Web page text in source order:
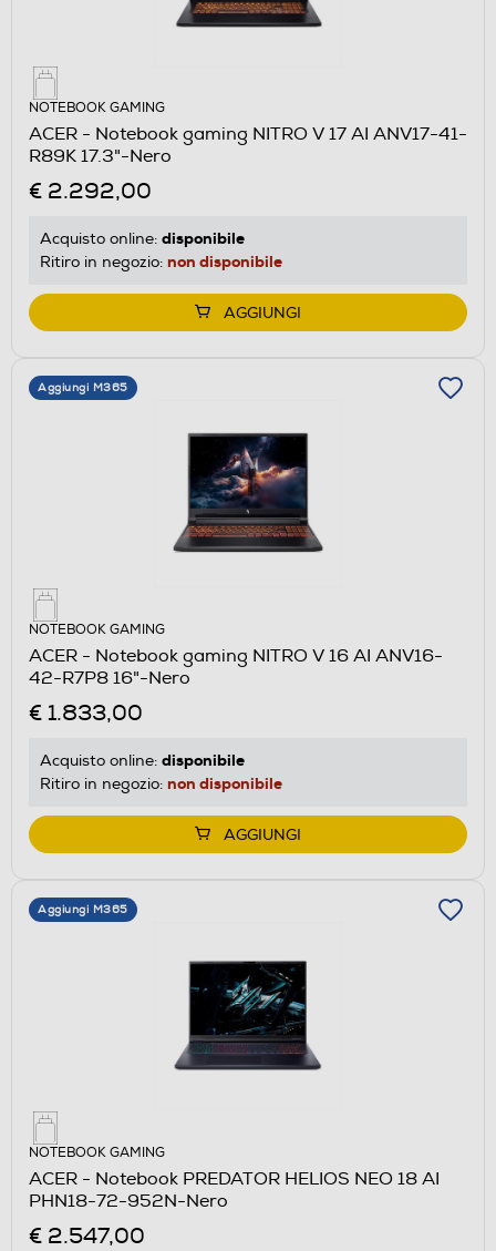
NOTEBOOK GAMING
ACER - Notebook gaming NITRO V 17 AI ANV17-41-
R89K 17.3"-Nero
€ 2.292,00
Acquisto online: disponibile
Ritiro in negozio: non disponibile
AGGIUNGI
Aggiungi M365
NOTEBOOK GAMING
ACER - Notebook gaming NITRO V 16 AI ANV16-
42-R7P8 16"-Nero
€ 1.833,00
Acquisto online: disponibile
Ritiro in negozio: non disponibile
AGGIUNGI
Aggiungi M365
NOTEBOOK GAMING
ACER - Notebook PREDATOR HELIOS NEO 18 AI
PHN18-72-952N-Nero
€ 2.547,00